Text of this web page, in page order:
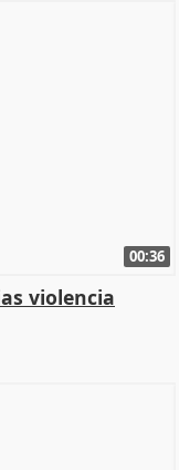
00:36
violencia